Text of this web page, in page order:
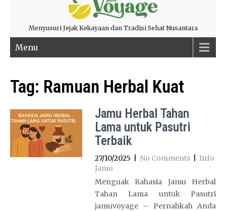
Menyusuri Jejak Kekayaan dan Tradisi Sehat Nusantara
Menu
Tag: Ramuan Herbal Kuat
Jamu Herbal Tahan
Lama untuk Pasutri
Terbaik
27/10/2025 No Comments
Info
Jamu
Menguak Rahasia Jamu Herbal
Tahan Lama untuk Pasutri
jamuvoyage – Pernahkah Anda